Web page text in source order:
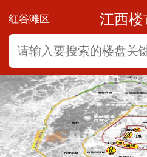
红谷滩区 江西楼